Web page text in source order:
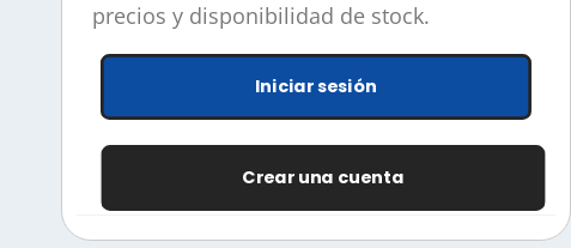
precios y disponibilidad de stock.
Iniciar sesión
Crear una cuenta